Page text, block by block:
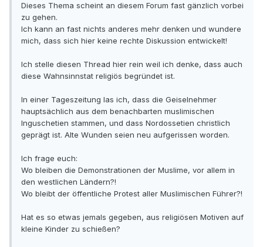
Dieses Thema scheint an diesem Forum fast gänzlich vorbei
zu gehen.
Ich kann an fast nichts anderes mehr denken und wundere
mich, dass sich hier keine rechte Diskussion entwickelt!
Ich stelle diesen Thread hier rein weil ich denke, dass auch
diese Wahnsinnstat religiös begründet ist.
In einer Tageszeitung las ich, dass die Geiselnehmer
hauptsächlich aus dem benachbarten muslimischen
Inguschetien stammen, und dass Nordossetien christlich
geprägt ist. Alte Wunden seien neu aufgerissen worden.
Ich frage euch:
Wo bleiben die Demonstrationen der Muslime, vor allem in
den westlichen Ländern?!
Wo bleibt der öffentliche Protest aller Muslimischen Führer?!
Hat es so etwas jemals gegeben, aus religiösen Motiven auf
kleine Kinder zu schießen?